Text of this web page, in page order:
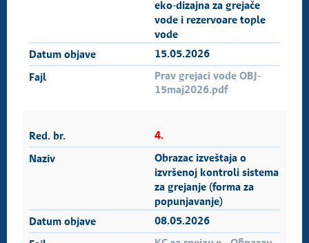
eko-dizajna za grejače
vode i rezervoare tople
vode
15.05.2026
Prav grejaci vode OBJ-
15maj2026.pdf
4.
Obrazac izveštaja o
izvršenoj kontroli sistema
za grejanje (forma za
popunjavanje)
08.05.2026